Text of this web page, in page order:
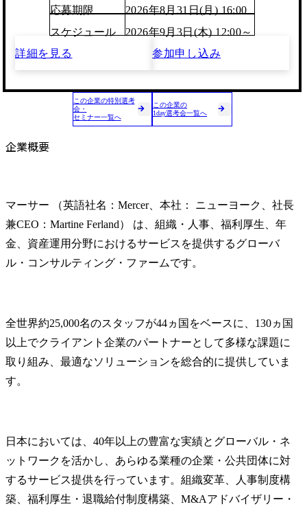
応募期限
2026年8月31日(月) 16:00
スケジュール
2026年9月3日(木) 12:00～
詳細を見る
参加申し込み
この企業の特別選考
会・
セミナー一覧へ
この企業の
1day選考会一覧へ
企業概要
マーサー （英語社名：Mercer、本社： ニューヨーク、社長
兼CEO：Martine Ferland） は、組織・人事、福利厚生、年
金、資産運用分野におけるサービスを提供するグローバ
ル・コンサルティング・ファームです。
全世界約25,000名のスタッフが44ヵ国をベースに、130ヵ国
以上でクライアント企業のパートナーとして多様な課題に
取り組み、最適なソリューションを総合的に提供していま
す。
日本においては、40年以上の豊富な実績とグローバル・ネ
ットワークを活かし、あらゆる業種の企業・公共団体に対
するサービス提供を行っています。組織変革、人事制度構
築、福利厚生・退職給付制度構築、M&Aアドバイザリー・